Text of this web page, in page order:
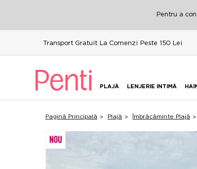
Pentru a
Transport Gratuit La Comenzi Peste 150 Lei
PLAJĂ LENJERIE INTIMĂ
Pagină Principală Plajă Îmbrăcăminte Plajă